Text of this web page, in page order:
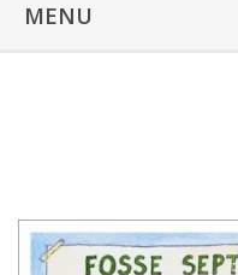
MENU